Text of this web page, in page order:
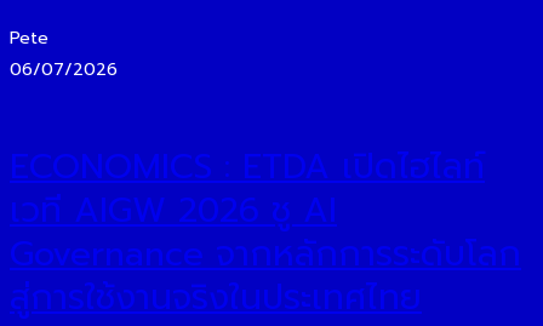
Pete
06/07/2026
ECONOMICS : ETDA เปิดไฮไลท์
เวที AIGW 2026 ชู AI
Governance จากหลักการระดับโลก
สู่การใช้งานจริงในประเทศไทย